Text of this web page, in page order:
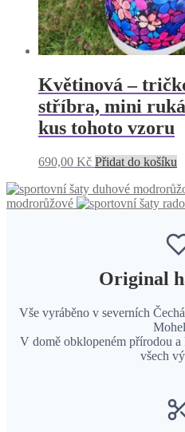
Květinová –
stříbra, mini
kus tohoto vzoru
690,00 Kč Přidat do košíku
modrorůžové
Original
Vše vyráběno v severních
V domě obklopeném přírodou
všech